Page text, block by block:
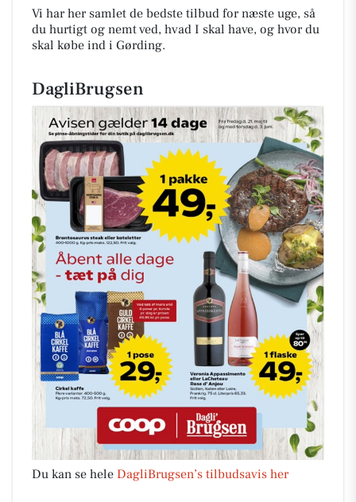
Vi har her samlet de bedste tilbud for næste uge, så
du hurtigt og nemt ved, hvad I skal have, og hvor du
skal købe ind i Gørding.
DagliBrugsen
Du kan se hele DagliBrugsen’s tilbudsavis her